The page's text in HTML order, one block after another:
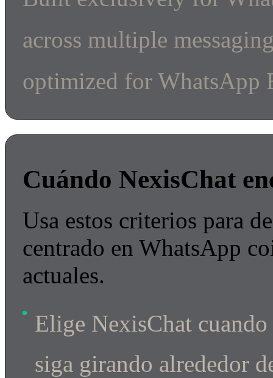
across multiple
optimized for WhatsApp
Cuándo NexisChat
Usa estos criterios para
centrado en WhatsApp
actuales.
Elige NexisChat
siga girando alrededor